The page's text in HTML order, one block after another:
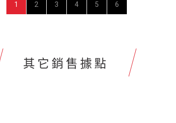
1 2 3 4 5 6
其它銷售據點